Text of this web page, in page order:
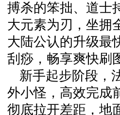
搏杀的笨拙、道士
大元素为刃，坐拥
大陆公认的升级最
刮痧，畅享爽快刷
新手起步阶段，
外小怪，高效完成
彻底拉开差距，地